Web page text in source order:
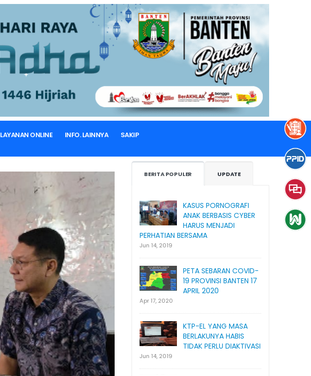
LAYANAN ONLINE INFO. LAINNYA SAKIP
BERITA POPULER UPDATE
KASUS PORNOGRAFI
ANAK BERBASIS CYBER
HARUS MENJADI
PERHATIAN BERSAMA
Jun 14, 2019
PETA SEBARAN COVID-
19 PROVINSI BANTEN 17
APRIL 2020
Apr 17, 2020
KTP-EL YANG MASA
BERLAKUNYA HABIS
TIDAK PERLU DIAKTIVASI
Jun 14, 2019